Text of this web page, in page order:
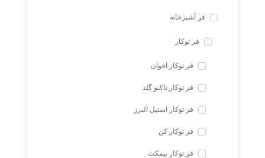
فر آشپزخانه
فر توکار
فر توکار اخوان
فر توکار تاکنو گلد
فر توکار استیل البرز
فر توکار کن
فر توکار بیمکث